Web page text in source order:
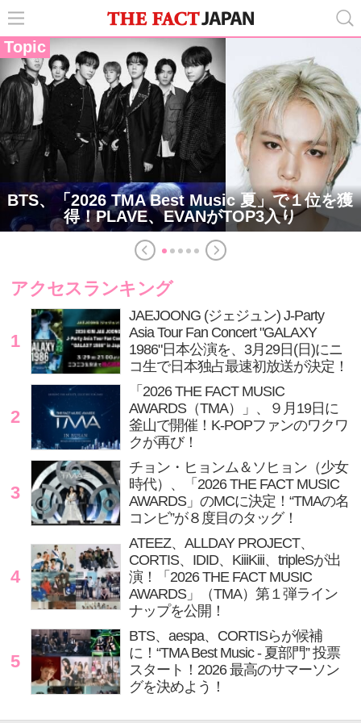
Topic
BTS、「2026 TMA Best Music 夏」で１位を獲
得！PLAVE、EVANがTOP3入り
アクセスランキング
1
JAEJOONG (ジェジュン) J-Party
Asia Tour Fan Concert "GALAXY
1986"日本公演を、3月29日(日)にニ
コ生で日本独占最速初放送が決定！
2
「2026 THE FACT MUSIC
AWARDS（TMA）」、９月19日に
釜山で開催！K-POPファンのワクワ
クが再び！
3
チョン・ヒョンム＆ソヒョン（少女
時代）、「2026 THE FACT MUSIC
AWARDS」のMCに決定！“TMAの名
コンビ”が８度目のタッグ！
4
ATEEZ、ALLDAY PROJECT、
CORTIS、IDID、KiiiKiii、tripleSが出
演！「2026 THE FACT MUSIC
AWARDS」（TMA）第１弾ライン
ナップを公開！
5
BTS、aespa、CORTISらが候補
に！“TMA Best Music - 夏部門” 投票
スタート！2026 最高のサマーソン
グを決めよう！